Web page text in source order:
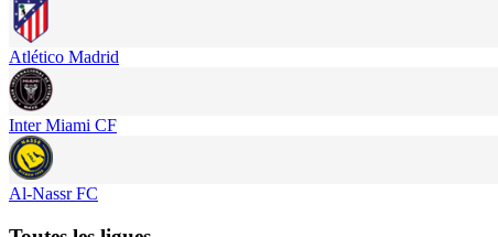
Atlético Madrid
Inter Miami CF
Al-Nassr FC